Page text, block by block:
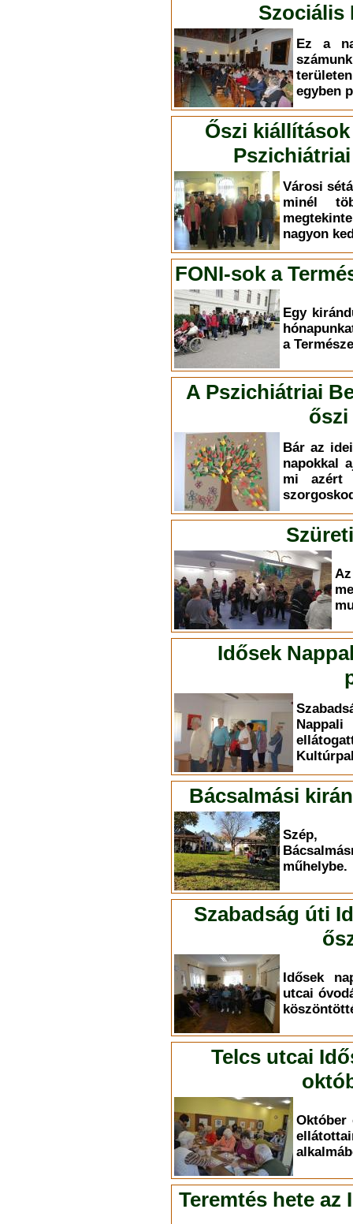
Szociális
Ez a
egyben
Őszi
Városi
minél
nagyon
FONI-sok a
Egy
a
A Pszichiátriai
Bár az
napokkal
mi
Idősek
Bácsalmási
Szép,
műhelybe.
Szabadság úti
Idősek
utcai
Telcs utcai
Október
Teremtés hete az